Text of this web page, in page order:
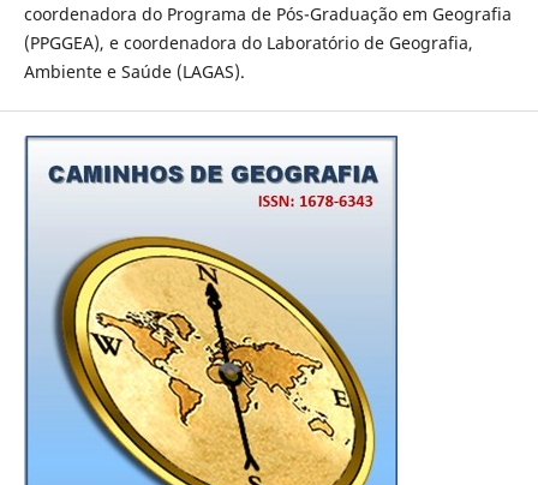
coordenadora do Programa de Pós-Graduação em Geografia
(PPGGEA), e coordenadora do Laboratório de Geografia,
Ambiente e Saúde (LAGAS).